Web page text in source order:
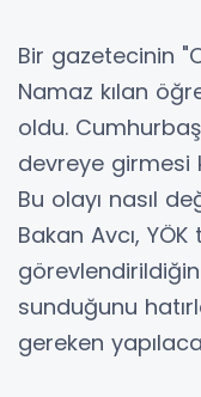
Bir gazetecinin
Namaz kılan
oldu.
devreye girmesi
Bu olayı nasıl
Bakan Avcı,
sunduğunu
gereken